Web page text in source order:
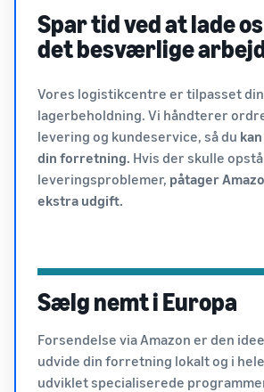
Spar tid ved at lade
det besværlige
Vores logistikcentre er tilpasset din
lagerbeholdning. Vi håndterer
levering og kundeservice, så du
din forretning. Hvis der skulle opstå
leveringsproblemer, påtager
ekstra udgift.
Sælg nemt i Europa
Forsendelse via Amazon er den
udvide din forretning lokalt og i
udviklet specialiserede